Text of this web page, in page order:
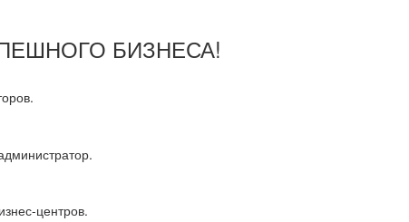
БИЗНЕСА!
центров.